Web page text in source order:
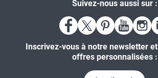
Suivez-nous aussi sur :